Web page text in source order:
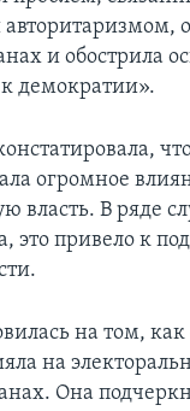
и обострила
демократии».
огромное
власть. В ряде
это привело к
на том,
на
Она